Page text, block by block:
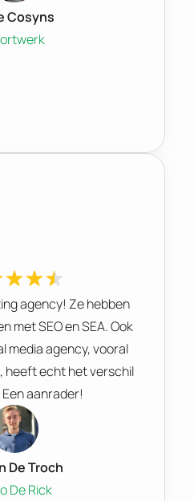
Cosyns
agency! Ze hebben
met SEO en SEA. Ook
media agency, vooral
heeft echt het verschil
aanrader!
De Troch
De Rick